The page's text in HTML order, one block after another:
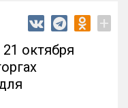
+
октября